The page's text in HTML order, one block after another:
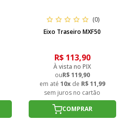
(0)
Eixo Traseiro MXF50
R$ 113,90
À vista no PIX
ouR$ 119,90
em até 10xde R$ 11,99
sem juros no cartão
COMPRAR